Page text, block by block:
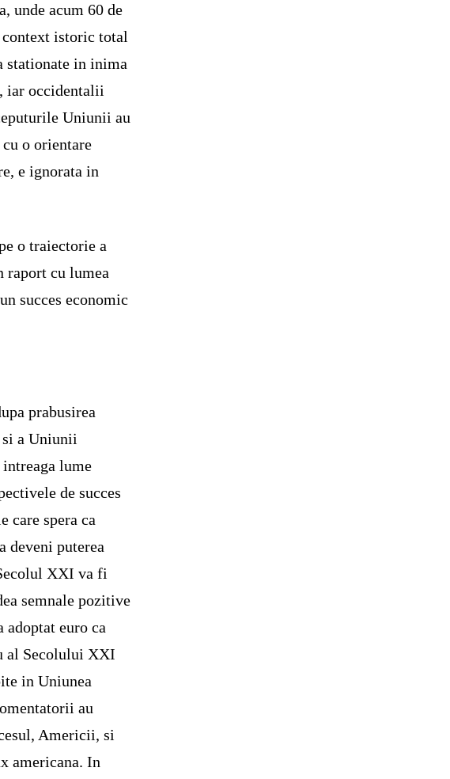
unde acum 60 de
istoric total
stationate in inima
iar occidentalii
Uniunii au
o orientare
e ignorata in
o traiectorie a
raport cu lumea
succes economic
prabusirea
a Uniunii
lume
de succes
care spera ca
deveni puterea
XXI va fi
semnale pozitive
adoptat euro ca
al Secolului XXI
in Uniunea
au
Americii, si
americana. In